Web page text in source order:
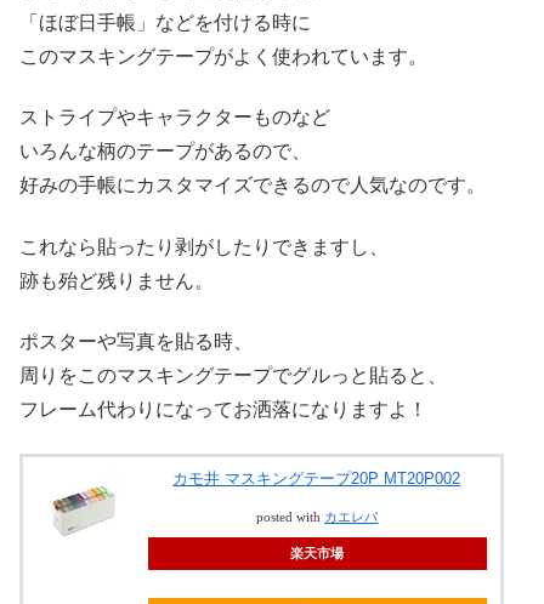
「ほぼ日手帳」などを付ける時に
このマスキングテープがよく使われています。
ストライプやキャラクターものなど
いろんな柄のテープがあるので、
好みの手帳にカスタマイズできるので人気なのです。
これなら貼ったり剥がしたりできますし、
跡も殆ど残りません。
ポスターや写真を貼る時、
周りをこのマスキングテープでグルっと貼ると、
フレーム代わりになってお洒落になりますよ！
カモ井 マスキングテープ20P MT20P002
posted with カエレバ
楽天市場